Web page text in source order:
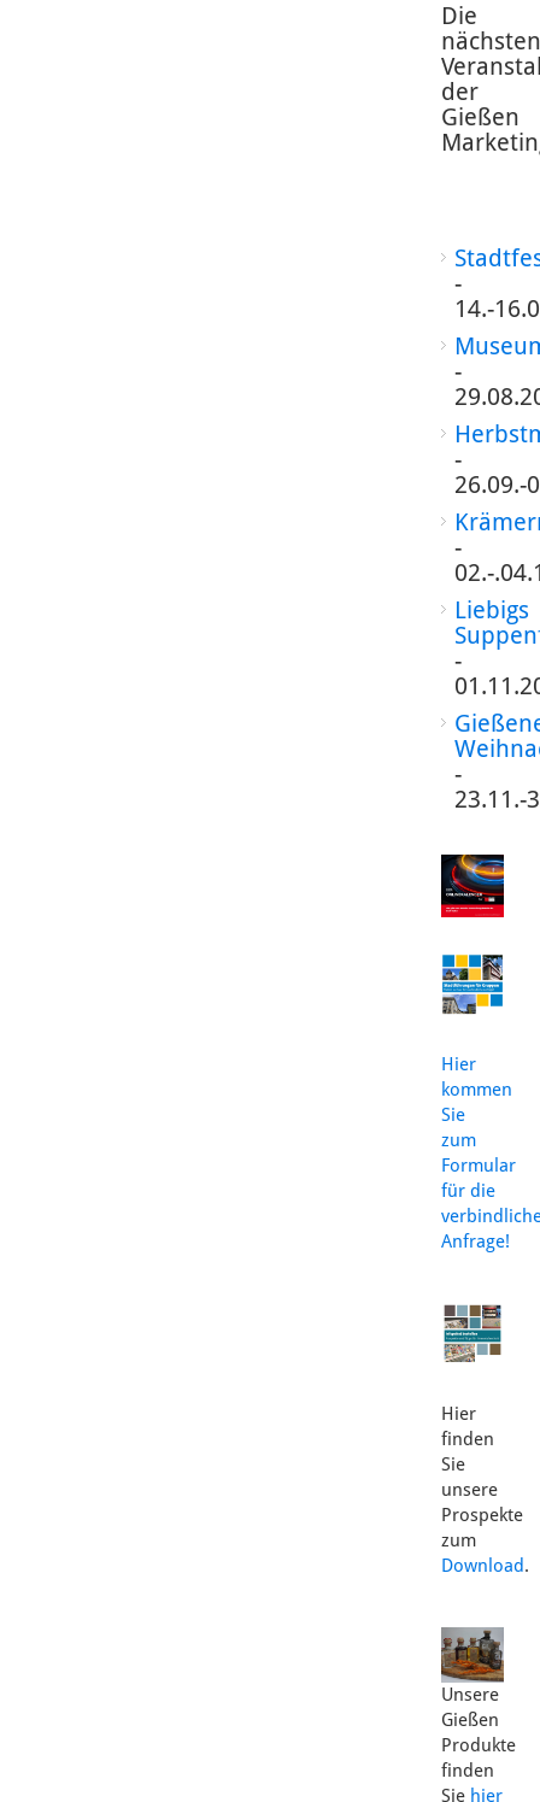
Die
nächsten
der
Gießen
-
14.-
-
-
26.09.-
-
02.-
Liebigs
-
-
23.11.-
Hier
kommen
Sie
zum
Formular
für die
Anfrage!
Hier
finden
Sie
unsere
Prospekte
zum
Download.
Unsere
Gießen
Produkte
finden
Sie hier